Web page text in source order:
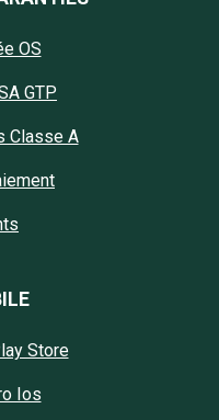
OS
GTP
Classe A
Store
Ios